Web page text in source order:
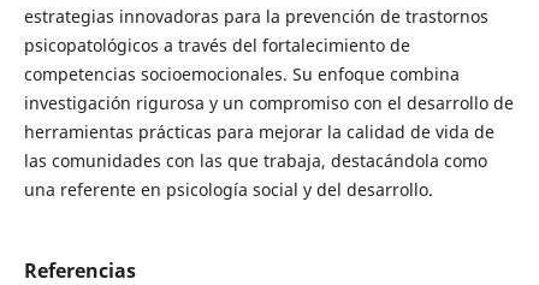
estrategias innovadoras para la prevención de trastornos
psicopatológicos a través del fortalecimiento de
competencias socioemocionales. Su enfoque combina
investigación rigurosa y un compromiso con el desarrollo de
herramientas prácticas para mejorar la calidad de vida de
las comunidades con las que trabaja, destacándola como
una referente en psicología social y del desarrollo.
Referencias